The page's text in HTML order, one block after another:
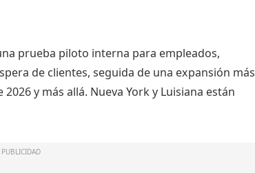
prueba piloto interna para empleados,
de clientes, seguida de una expansión más
y más allá. Nueva York y Luisiana están